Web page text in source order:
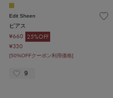
Edit Sheen
ピアス
¥660 25%OFF
¥330
[50%OFFクーポン利用価格]
9